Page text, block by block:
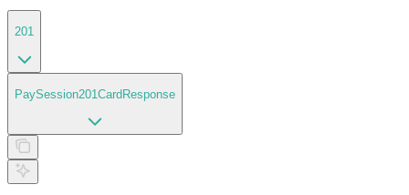
201
PaySession201CardResponse